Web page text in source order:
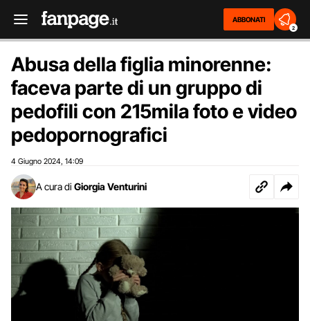
ABBONATI
2
Abusa della figlia minorenne:
faceva parte di un gruppo di
pedofili con 215mila foto e video
pedopornografici
4 Giugno 2024 14:09
A cura di Giorgia Venturini